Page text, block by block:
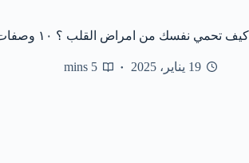
كيف تحمي نفسك من امراض القلب ؟ ١٠ وصفات منزلية سحرية
19 يناير، 2025 5 mins